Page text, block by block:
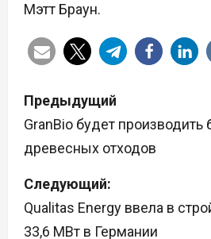
Мэтт Браун.
Н
а
в
и
г
Предыдущий
GranBio будет производить
древесных отходов
Следующий:
Qualitas Energy ввела в
33,6 МВт в Германии